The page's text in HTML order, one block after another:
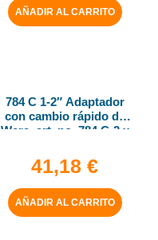
AÑADIR AL CARRITO
784 C 1-2″ Adaptador
con cambio rápido de
Wera, art. no. 784 C-2 x
41,18 €
AÑADIR AL CARRITO